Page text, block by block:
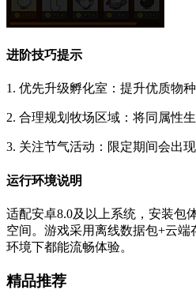
进阶技巧提示
1. 优先升级孵化室：提升优质物
2. 合理规划牧场区域：将同属性
3. 关注节气活动：限定期间会出
运行环境说明
适配安卓8.0及以上系统，安装包
空间。游戏采用离线数据包+云
环境下都能流畅体验。
精品推荐